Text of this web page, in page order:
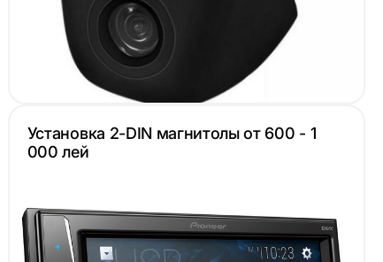
Установка 2-DIN магнитолы от 600 - 1
000 лей